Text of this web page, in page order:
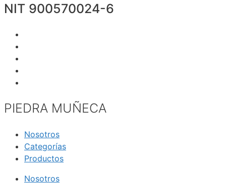
NIT 900570024-6
PIEDRA MUÑECA
Nosotros
Categorías
Productos
Nosotros